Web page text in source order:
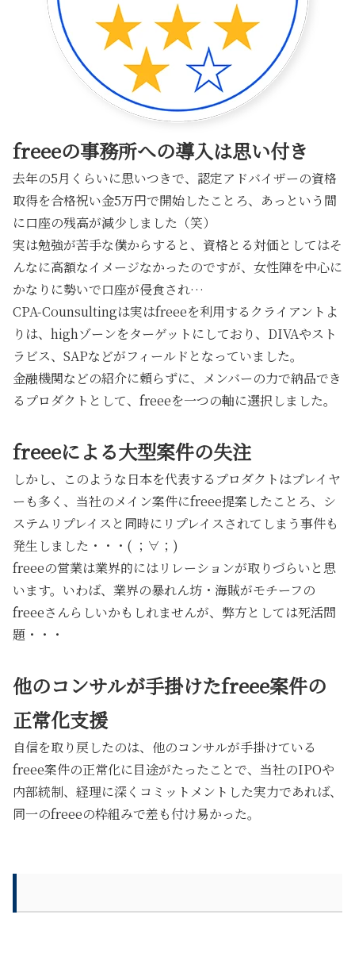
freeeの事務所への導入は思い付き
去年の5月くらいに思いつきで、認定アドバイザーの資格
取得を合格祝い金5万円で開始したことろ、あっという間
に口座の残高が減少しました（笑）
実は勉強が苦手な僕からすると、資格とる対価としてはそ
んなに高額なイメージなかったのですが、女性陣を中心に
かなりに勢いで口座が侵食され…
CPA-Counsultingは実はfreeeを利用するクライアントよ
りは、highゾーンをターゲットにしており、DIVAやスト
ラビス、SAPなどがフィールドとなっていました。
金融機関などの紹介に頼らずに、メンバーの力で納品でき
るプロダクトとして、freeeを一つの軸に選択しました。
freeeによる大型案件の失注
しかし、このような日本を代表するプロダクトはプレイヤ
ーも多く、当社のメイン案件にfreee提案したことろ、シ
ステムリプレイスと同時にリプレイスされてしまう事件も
発生しました・・・( ；∀；)
freeeの営業は業界的にはリレーションが取りづらいと思
います。いわば、業界の暴れん坊・海賊がモチーフの
freeeさんらしいかもしれませんが、弊方としては死活問
題・・・
他のコンサルが手掛けたfreee案件の
正常化支援
自信を取り戻したのは、他のコンサルが手掛けている
freee案件の正常化に目途がたったことで、当社のIPOや
内部統制、経理に深くコミットメントした実力であれば、
同一のfreeeの枠組みで差も付け易かった。